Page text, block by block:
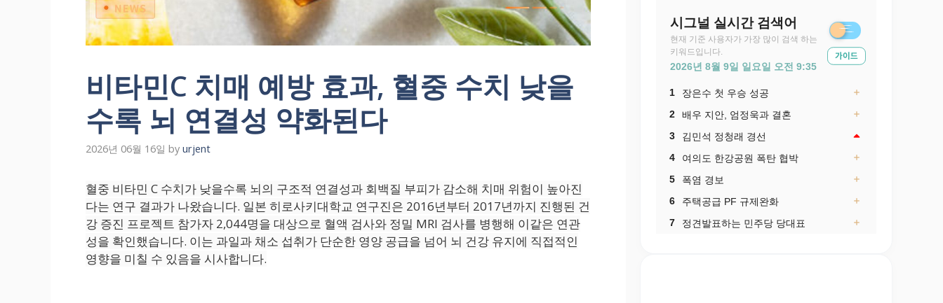
비타민C 치매 예방 효과, 혈중 수치 낮을
수록 뇌 연결성 약화된다
2026년 06월 16일 by urjent
혈중 비타민 C 수치가 낮을수록 뇌의 구조적 연결성과 회백질 부피가 감소해 치매 위험이 높아진
다는 연구 결과가 나왔습니다. 일본 히로사키대학교 연구진은 2016년부터 2017년까지 진행된 건
강 증진 프로젝트 참가자 2,044명을 대상으로 혈액 검사와 정밀 MRI 검사를 병행해 이같은 연관
성을 확인했습니다. 이는 과일과 채소 섭취가 단순한 영양 공급을 넘어 뇌 건강 유지에 직접적인
영향을 미칠 수 있음을 시사합니다.